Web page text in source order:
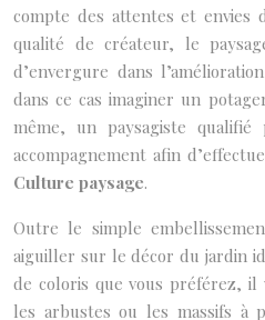
compte des attentes et envies
qualité de créateur, le
d’envergure dans
dans ce cas imaginer un
même, un paysagiste
accompagnement afin
Culture paysage.
Outre le simple
aiguiller sur le décor du jardin
de coloris que vous préférez, il
les arbustes ou les massifs à